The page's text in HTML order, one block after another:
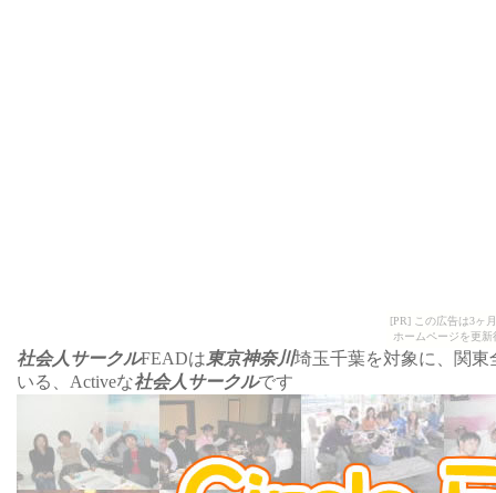
[PR] この広告は3ヶ
ホームページを更
社会人サークルFEADは東京神奈川埼玉千葉を対象に、関
いる、Activeな社会人サークルです